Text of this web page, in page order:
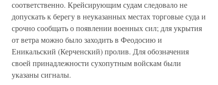
соответственно. Крейсирующим судам следовало не
допускать к берегу в неуказанных местах торговые суда и
срочно сообщать о появлении военных сил; для укрытия
от ветра можно было заходить в Феодосию и
Еникальский (Керченский) пролив. Для обозначения
своей принадлежности сухопутным войскам были
указаны сигналы.